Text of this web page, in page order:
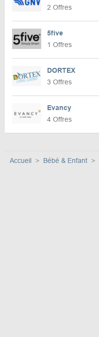
2 Offres
5five
1 Offres
DORTEX
3 Offres
Evancy
4 Offres
Accueil Bébé & Enfant